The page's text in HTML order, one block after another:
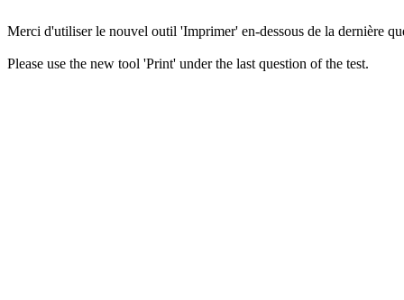
Merci d'utiliser le nouvel outil 'Imprimer' en-dessous de la dernière
Please use the new tool 'Print' under the last question of the test.